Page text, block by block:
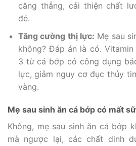
căng thẳng, cải thiện chất
đẻ.
Tăng cường thị lực: Mẹ sau
không? Đáp án là có.
3 từ cá bớp có công dụng
lực, giảm nguy cơ đục thủy
vàng.
Mẹ sau sinh ăn cá bớp có mất
Không, mẹ sau sinh ăn cá bớp
mà ngược lại, các chất dinh